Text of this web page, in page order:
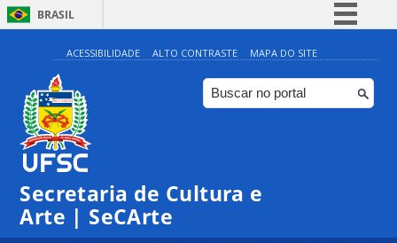
BRASIL
Simplifique!
Comunica BR
Participe
ACESSIBILIDADE ALTO CONTRASTE MAPA DO SITE
Secretaria de Cultura e
Arte | SeCArte
0:00
1:00